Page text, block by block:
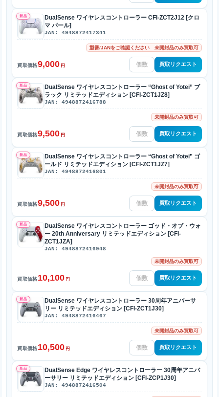
新品
DualSense ワイヤレスコントローラー CFI-ZCT2J12 [クロ
マ パール]
JAN: 4948872417341
型番/JANをご確認ください 未開封品のみ買取可
買取価格9,000 円 買取リクエスト
新品
DualSense ワイヤレスコントローラー “Ghost of Yotei” ブ
ラック リミテッドエディション [CFI-ZCT1JZ8]
JAN: 4948872416788
未開封品のみ買取可
買取価格9,500 円 買取リクエスト
新品
DualSense ワイヤレスコントローラー “Ghost of Yotei” ゴ
ールド リミテッドエディション [CFI-ZCT1JZ7]
JAN: 4948872416801
未開封品のみ買取可
買取価格9,500 円 買取リクエスト
新品
DualSense ワイヤレスコントローラー ゴッド・オブ・ウォ
ー 20th Anniversary リミテッドエディション [CFI-
ZCT1JZA]
JAN: 4948872416948
未開封品のみ買取可
買取価格10,100 円 買取リクエスト
新品
DualSense ワイヤレスコントローラー 30周年アニバーサ
リー リミテッドエディション [CFI-ZCT1J30]
JAN: 4948872416467
未開封品のみ買取可
買取価格10,500 円 買取リクエスト
新品
DualSense Edge ワイヤレスコントローラー 30周年アニバ
ーサリー リミテッドエディション [CFI-ZCP1J30]
JAN: 4948872416504